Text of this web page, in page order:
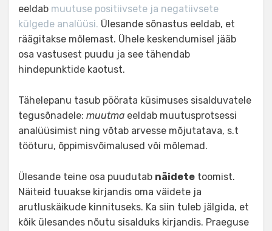
eeldab muutuse positiivsete ja negatiivsete
külgede analüüsi. Ülesande sõnastus eeldab, et
räägitakse mõlemast. Ühele keskendumisel jääb
osa vastusest puudu ja see tähendab
hindepunktide kaotust.
Tähelepanu tasub pöörata küsimuses sisalduvatele
tegusõnadele: muutma eeldab muutusprotsessi
analüüsimist ning võtab arvesse mõjutatava, s.t
tööturu, õppimisvõimalused või mõlemad.
Ülesande teine osa puudutab näidete toomist.
Näiteid tuuakse kirjandis oma väidete ja
arutluskäikude kinnituseks. Ka siin tuleb jälgida, et
kõik ülesandes nõutu sisalduks kirjandis. Praeguse